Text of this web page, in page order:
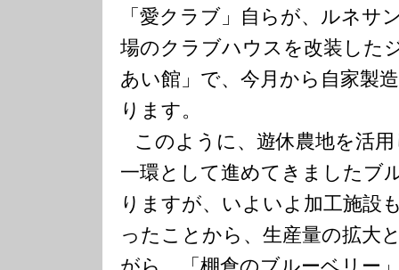
「愛クラブ」自らが、ルネサ
場のクラブハウスを改装した
あい館」で、今月から自家製
ります。
このように、遊休農地を活
一環として進めてきましたブ
りますが、いよいよ加工施設
ったことから、生産量の拡大
がら、「棚倉のブルーベリー